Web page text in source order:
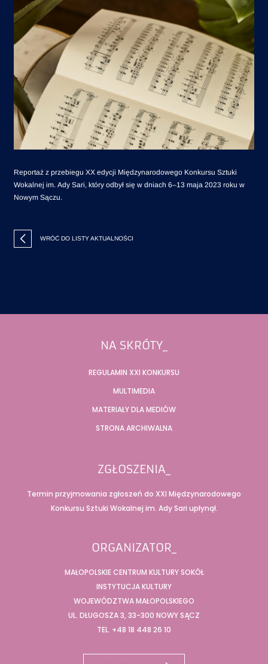
Reportaż z przebiegu XX edycji Międzynarodowego Konkursu Sztuki
Wokalnej im. Ady Sari, który odbył się w dniach 6–13 maja 2023 roku w
Nowym Sączu.
WRÓĆ DO LISTY AKTUALNOŚCI
NA SKRÓTY_
REGULAMIN XXI KONKURSU
MULTIMEDIA
MATERIAŁY DLA MEDIÓW
STRONA ARCHIWALNA
ZGŁOSZENIA_
Termin przyjmowania zgłoszeń do XXI Międzynarodowego
Konkursu Sztuki Wokalnej im. Ady Sari upłynął.
ORGANIZATOR_
MAŁOPOLSKIE CENTRUM KULTURY SOKÓŁ
INSTYTUCJA KULTURY
WOJEWÓDZTWA MAŁOPOLSKIEGO
UL. DŁUGOSZA 3, 33-300 NOWY SĄCZ
TEL. +48 18 448 26 10